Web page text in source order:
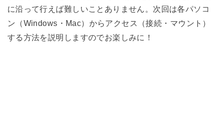
に沿って行えば難しいことありません。次回は各パソコ
ン（Windows・Mac）からアクセス（接続・マウント）
する方法を説明しますのでお楽しみに！